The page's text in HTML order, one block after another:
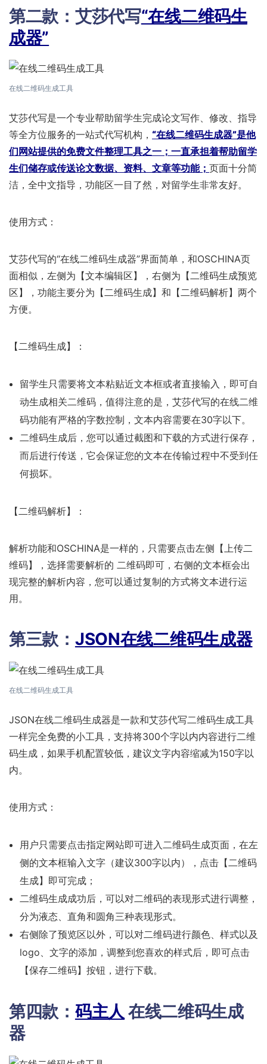
第二款：艾莎代写“在线二维码生
成器”
在线二维码生成工具
艾莎代写是一个专业帮助留学生完成论文写作、修改、指导
等全方位服务的一站式代写机构， “在线二维码生成器”是他
们网站提供的免费文件整理工具之一；一直承担着帮助留学
生们储存或传送论文数据、资料、文章等功能； 页面十分简
洁，全中文指导，功能区一目了然，对留学生非常友好。
使用方式：
艾莎代写的“在线二维码生成器”界面简单，和OSCHINA页
面相似，左侧为【文本编辑区】，右侧为【二维码生成预览
区】，功能主要分为【二维码生成】和【二维码解析】两个
方便。
【二维码生成】：
留学生只需要将文本粘贴近文本框或者直接输入，即可自
动生成相关二维码，值得注意的是，艾莎代写的在线二维
码功能有严格的字数控制，文本内容需要在30字以下。
二维码生成后，您可以通过截图和下载的方式进行保存，
而后进行传送，它会保证您的文本在传输过程中不受到任
何损坏。
【二维码解析】：
解析功能和OSCHINA是一样的，只需要点击左侧【上传二
维码】，选择需要解析的 二维码即可，右侧的文本框会出
现完整的解析内容，您可以通过复制的方式将文本进行运
用。
第三款： JSON在线二维码生成器
在线二维码生成工具
JSON在线二维码生成器是一款和艾莎代写二维码生成工具
一样完全免费的小工具，支持将300个字以内内容进行二维
码生成，如果手机配置较低，建议文字内容缩减为150字以
内。
使用方式：
用户只需要点击指定网站即可进入二维码生成页面，在左
侧的文本框输入文字（建议300字以内），点击【二维码
生成】即可完成；
二维码生成成功后，可以对二维码的表现形式进行调整，
分为液态、直角和圆角三种表现形式。
右侧除了预览区以外，可以对二维码进行颜色、样式以及
logo、文字的添加，调整到您喜欢的样式后，即可点击
【保存二维码】按钮，进行下载。
第四款： 码主人 在线二维码生成
器